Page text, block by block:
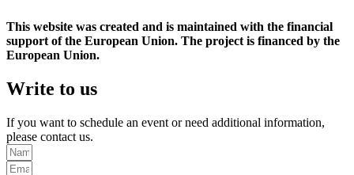
This website was created and is maintained with the financial
support of the European Union. The project is financed by the
European Union.
Write to us
If you want to schedule an event or need additional information,
please contact us.